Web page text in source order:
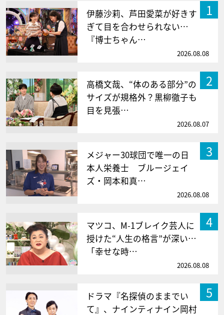
1
伊藤沙莉、芦田愛菜が好きす
ぎて目を合わせられない…
『博士ちゃん…
2026.08.08
2
高橋文哉、“体のある部分”の
サイズが規格外？黒柳徹子も
目を見張…
2026.08.07
3
メジャー30球団で唯一の日
本人栄養士 ブルージェイ
ズ・岡本和真…
2026.08.08
4
マツコ、M-1ブレイク芸人に
授けた“人生の格言”が深い…
「幸せな時…
2026.08.08
5
ドラマ『名探偵のままでい
て』、ナインティナイン岡村